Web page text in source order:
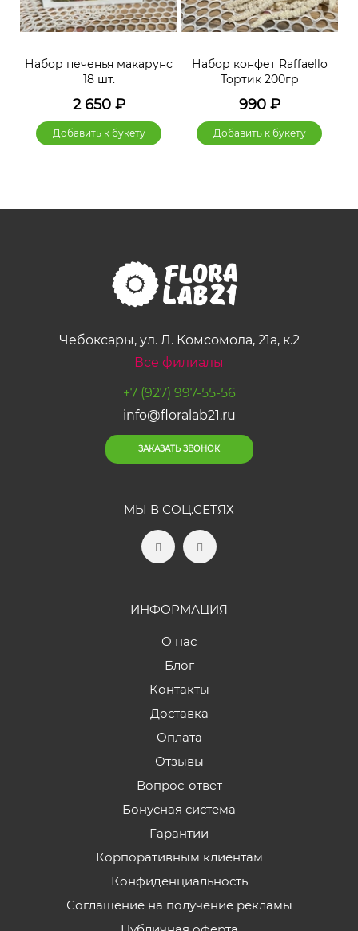
Набор печенья макарунс
18 шт.
2 650₽
Добавить к букету
Набор конфет Raffaello
Тортик 200гр
990₽
Добавить к букету
Чебоксары, ул. Л. Комсомола, 21а, к.2
Все филиалы
+7 (927) 997-55-56
info@floralab21.ru
ЗАКАЗАТЬ ЗВОНОК
МЫ В СОЦ.СЕТЯХ
ИНФОРМАЦИЯ
О нас
Блог
Контакты
Доставка
Оплата
Отзывы
Вопрос-ответ
Бонусная система
Гарантии
Корпоративным клиентам
Конфиденциальность
Соглашение на получение рекламы